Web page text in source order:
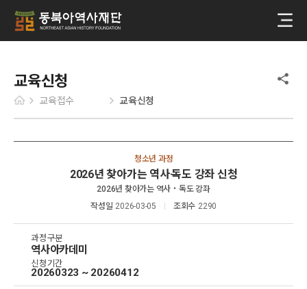
교육신청
교육접수 교육신청
청소년 과정
2026년 찾아가는 역사‧독도 강좌 신청
2026년 찾아가는 역사‧독도 강좌
작성일 2026-03-05 조회수 2290
과정구분
역사아카데미
신청기간
20260323 ~ 20260412